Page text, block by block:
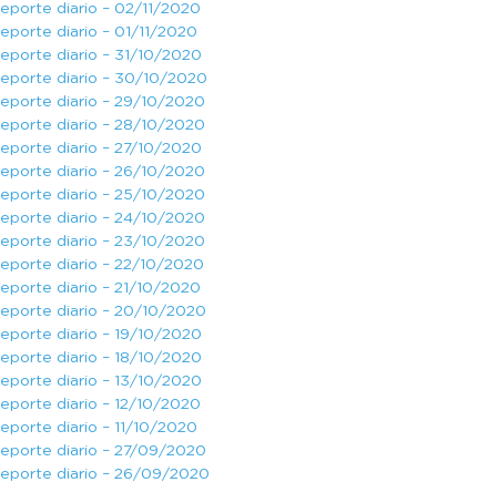
diario – 02/11/2020
diario – 01/11/2020
diario – 31/10/2020
diario – 30/10/2020
diario – 29/10/2020
diario – 28/10/2020
diario – 27/10/2020
diario – 26/10/2020
diario – 25/10/2020
diario – 24/10/2020
diario – 23/10/2020
diario – 22/10/2020
diario – 21/10/2020
diario – 20/10/2020
diario – 19/10/2020
diario – 18/10/2020
diario – 13/10/2020
diario – 12/10/2020
diario – 11/10/2020
diario – 27/09/2020
diario – 26/09/2020